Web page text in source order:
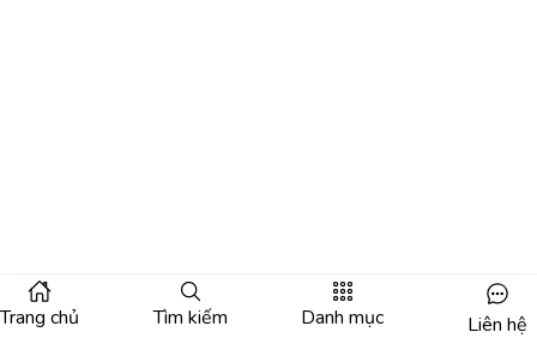
Trang chủ Tìm kiếm Danh mục Liên hệ